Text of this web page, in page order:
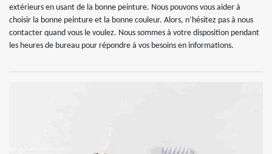
extérieurs en usant de la bonne peinture. Nous pouvons vous aider à
choisir la bonne peinture et la bonne couleur. Alors, n’hésitez pas à nous
contacter quand vous le voulez. Nous sommes à votre disposition pendant
les heures de bureau pour répondre à vos besoins en informations.